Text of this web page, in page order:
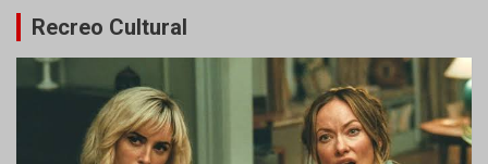
Recreo Cultural